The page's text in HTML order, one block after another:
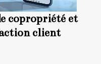
copropriété et
client